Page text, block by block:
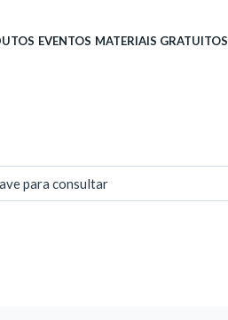
EVENTOS MATERIAIS GRATUITOS
para consultar